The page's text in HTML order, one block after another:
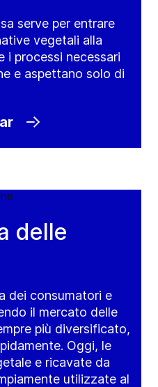
serve per entrare
vegetali alla
i processi necessari
e aspettano solo di
delle
dei consumatori e
il mercato delle
più diversificato,
Oggi, le
e ricavate da
utilizzate al